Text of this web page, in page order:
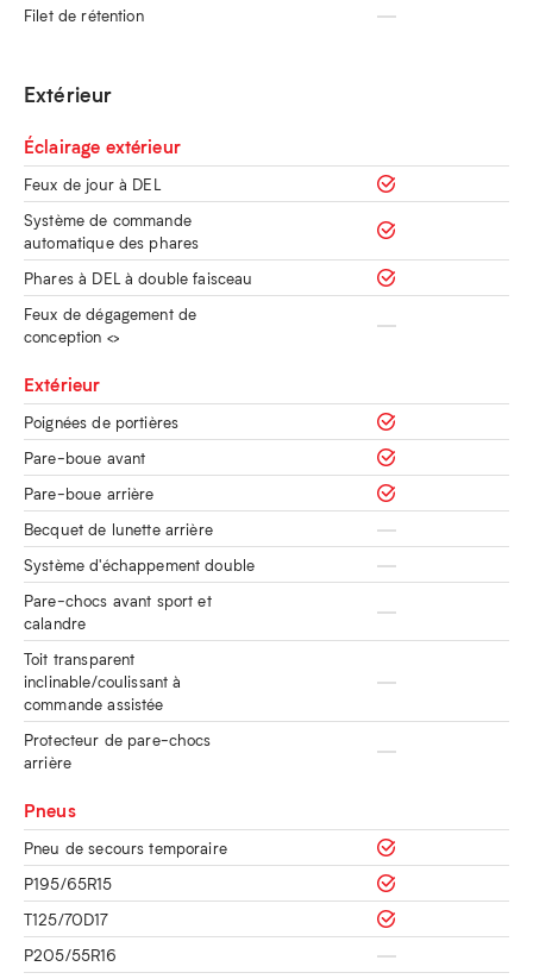
Filet de rétention
Extérieur
Éclairage extérieur
Feux de jour à DEL
Système de commande
automatique des phares
Phares à DEL à double faisceau
Feux de dégagement de
conception <>
Extérieur
Poignées de portières
Pare-boue avant
Pare-boue arrière
Becquet de lunette arrière
Système d'échappement double
Pare-chocs avant sport et
calandre
Toit transparent
inclinable/coulissant à
commande assistée
Protecteur de pare-chocs
arrière
Pneus
Pneu de secours temporaire
P195/65R15
T125/70D17
P205/55R16